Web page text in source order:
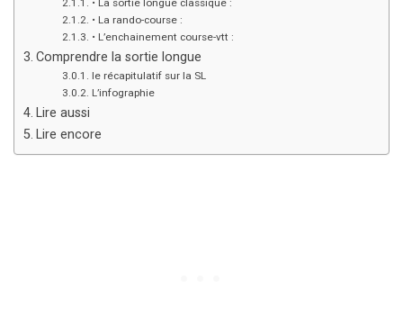
• La rando-course :
• L’enchainement course-vtt :
Comprendre la sortie longue
le récapitulatif sur la SL
L’infographie
Lire aussi
Lire encore